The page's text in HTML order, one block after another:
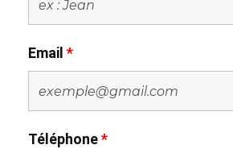
Email *
Téléphone*